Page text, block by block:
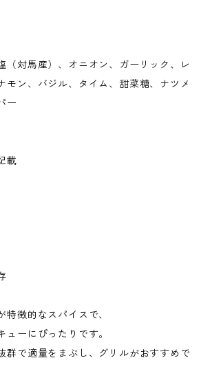
（対馬産）、オニオン、ガーリック、レ
モン、バジル、タイム、甜菜糖、ナツメ
ー
載
特徴的なスパイスで、
ューにぴったりです。
群で適量をまぶし、グリルがおすすめで